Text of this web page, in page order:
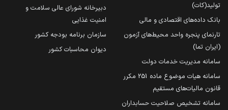
تولید(کات)
بانک داده‌های اقتصادی و مالی
تارنمای پنجره واحد محیط‌های آزمون
(ایران تما)
سامانه مدیریت خدمات دولت
سامانه هیات موضوع ماده 251 مکرر
قانون مالیات‌های مستقیم
سامانه تشخیص صلاحیت حسابداران
دبیرخانه شورای عالی سلامت و
امنیت غذایی
سازمان برنامه بودجه کشور
دیوان محاسبات کشور